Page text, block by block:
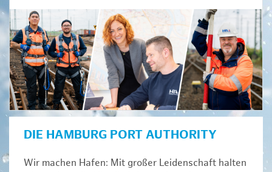
DIE HAMBURG PORT AUTHORITY
Wir machen Hafen: Mit großer Leidenschaft halten